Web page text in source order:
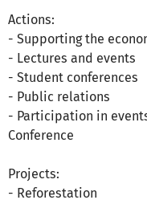
Actions:
- Supporting the
- Lectures and events
- Student conferences
- Public relations
- Participation in
Conference
Projects:
- Reforestation